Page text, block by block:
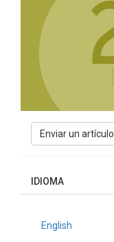
Enviar
unEnviar un artículo
IDIOMA
English